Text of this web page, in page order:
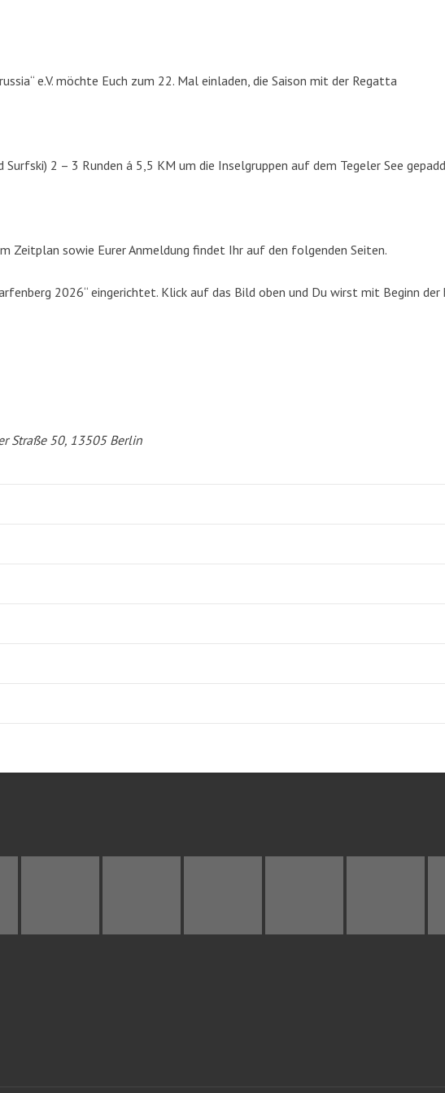
e.V. möchte Euch zum 22. Mal einladen, die Saison mit der Regatta
Surfski) 2 – 3 Runden á 5,5 KM um die Inselgruppen auf dem Tegeler See
Zeitplan sowie Eurer Anmeldung findet Ihr auf den folgenden Seiten.
2026“ eingerichtet. Klick auf das Bild oben und Du wirst mit Beginn
Straße 50, 13505 Berlin